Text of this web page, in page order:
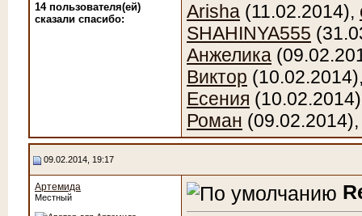
14 пользователя(ей)
сказали cпасибо:
Arisha (11.02.2014),
SHAHINYA555
Анжелика
Виктор
Есения
Роман
09.02.2014, 19:17
Артемида
Местный